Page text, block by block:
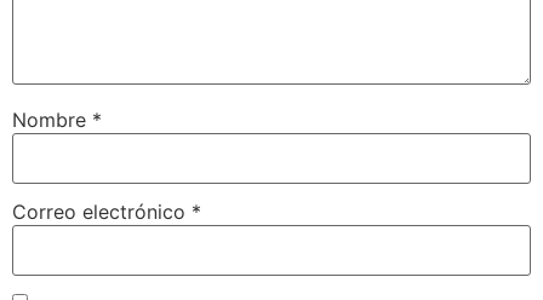
Nombre *
Correo electrónico *